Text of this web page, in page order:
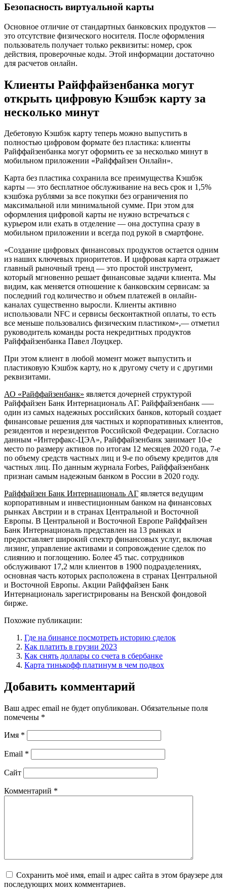
Безопасность виртуальной карты
Основное отличие от стандартных банковских продуктов —
это отсутствие физического носителя. После оформления
пользователь получает только реквизиты: номер, срок
действия, проверочные коды. Этой информации достаточно
для расчетов онлайн.
Клиенты Райффайзенбанка могут
открыть цифровую Кэшбэк карту за
несколько минут
Дебетовую Кэшбэк карту теперь можно выпустить в
полностью цифровом формате без пластика: клиенты
Райффайзенбанка могут оформить ее за несколько минут в
мобильном приложении «Райффайзен Онлайн».
Карта без пластика сохранила все преимущества Кэшбэк
карты — это бесплатное обслуживание на весь срок и 1,5%
кэшбэка рублями за все покупки без ограничения по
максимальной или минимальной сумме. При этом для
оформления цифровой карты не нужно встречаться с
курьером или ехать в отделение — она доступна сразу в
мобильном приложении и всегда под рукой в смартфоне.
«Создание цифровых финансовых продуктов остается одним
из наших ключевых приоритетов. И цифровая карта отражает
главный рыночный тренд — это простой инструмент,
который мгновенно решает финансовые задачи клиента. Мы
видим, как меняется отношение к банковским сервисам: за
последний год количество и объем платежей в онлайн-
каналах существенно выросли. Клиенты активно
использовали NFC и сервисы бесконтактной оплаты, то есть
все меньше пользовались физическим пластиком»,— отметил
руководитель команды роста некредитных продуктов
Райффайзенбанка Павел Лоуцкер.
При этом клиент в любой момент может выпустить и
пластиковую Кэшбэк карту, но к другому счету и с другими
реквизитами.
АО «Райффайзенбанк» является дочерней структурой
Райффайзен Банк Интернациональ АГ. Райффайзенбанк —–
один из самых надежных российских банков, который создает
финансовые решения для частных и корпоративных клиентов,
резидентов и нерезидентов Российской Федерации. Согласно
данным «Интерфакс-ЦЭА», Райффайзенбанк занимает 10-е
место по размеру активов по итогам 12 месяцев 2020 года, 7-е
по объему средств частных лиц и 9-е по объему кредитов для
частных лиц. По данным журнала Forbes, Райффайзенбанк
признан самым надежным банком в России в 2020 году.
Райффайзен Банк Интернациональ АГ является ведущим
корпоративным и инвестиционным банком на финансовых
рынках Австрии и в странах Центральной и Восточной
Европы. В Центральной и Восточной Европе Райффайзен
Банк Интернациональ представлен на 13 рынках и
предоставляет широкий спектр финансовых услуг, включая
лизинг, управление активами и сопровождение сделок по
слиянию и поглощению. Более 45 тыс. сотрудников
обслуживают 17,2 млн клиентов в 1900 подразделениях,
основная часть которых расположена в странах Центральной
и Восточной Европы. Акции Райффайзен Банк
Интернациональ зарегистрированы на Венской фондовой
бирже.
Похожие публикации:
Где на бинансе посмотреть историю сделок
Как платить в грузии 2023
Как снять доллары со счета в сбербанке
Карта тинькофф платинум в чем подвох
Добавить комментарий
Ваш адрес email не будет опубликован. Обязательные поля
помечены *
Имя *
Email *
Сайт
Комментарий *
Сохранить моё имя, email и адрес сайта в этом браузере для
последующих моих комментариев.